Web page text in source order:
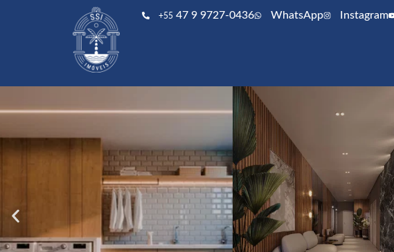
+55 47 9 9727-0436 WhatsApp Instagram